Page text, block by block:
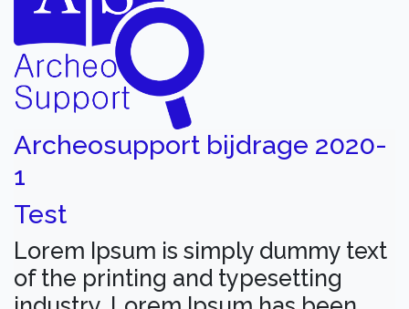
Archeosupport bijdrage 2020-
1
Test
Lorem Ipsum is simply dummy text
of the printing and typesetting